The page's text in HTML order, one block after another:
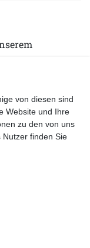
von diesen sind
Website und Ihre
zu den von uns
finden Sie